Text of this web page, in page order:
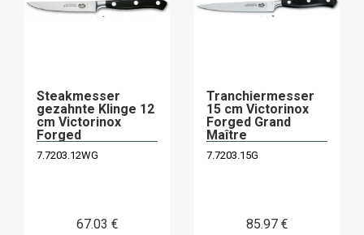
Steakmesser
gezahnte Klinge 12
cm Victorinox
Forged
7.7203.12WG
67.03 €
Tranchiermesser
15 cm Victorinox
Forged Grand
Maître
7.7203.15G
85.97 €